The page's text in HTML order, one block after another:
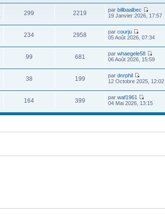
299 2219 parbillbaalbec
19 Janvier 2026, 17:57
234 2958 parcourju
05 Août 2026, 07:34
99 681 parwhaegele58
06 Août 2026, 15:59
38 199 pardnrphil
12 Octobre 2025, 12:02
164 399 parwaf1961
04 Mai 2026, 13:15